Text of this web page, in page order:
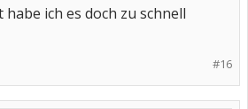
ich es doch zu schnell
#16